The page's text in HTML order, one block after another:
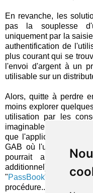
En revanche, les
pas la souplesse
uniquement par la
authentification de
plus courant qui se
l'envoi d'argent à un
utilisable sur un
Alors, quitte à perdre
moins explorer
utilisation par les
imaginable que
que l'application
GAB où l'utilisateur se
pourrait aussi
additionnel). Peut-
"PassBook" d'Apple
procédure...